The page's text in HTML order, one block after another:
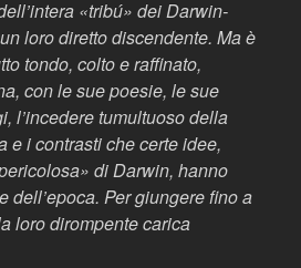
«tribú» dei Darwin-
loro diretto discendente. Ma è
tondo, colto e raffinato,
con le sue poesie, le sue
l’incedere tumultuoso della
e i contrasti che certe idee,
di Darwin, hanno
dell’epoca. Per giungere fino a
loro dirompente carica